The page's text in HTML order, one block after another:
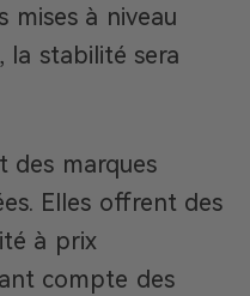
mises à niveau
la stabilité sera
des marques
Elles offrent des
à prix
compte des